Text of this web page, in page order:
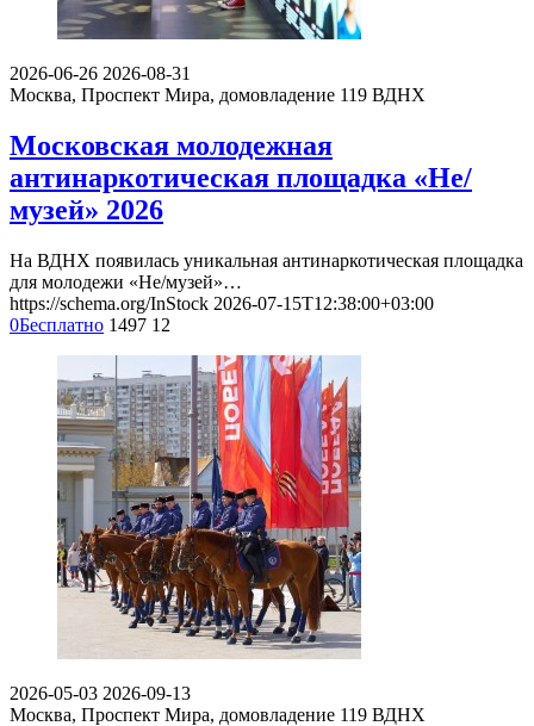
2026-06-26 2026-08-31
Москва, Проспект Мира, домовладение 119 ВДНХ
Московская молодежная
антинаркотическая площадка «Не/
музей» 2026
На ВДНХ появилась уникальная антинаркотическая площадка
для молодежи «Не/музей»…
https://schema.org/InStock 2026-07-15T12:38:00+03:00
0Бесплатно 1497 12
2026-05-03 2026-09-13
Москва, Проспект Мира, домовладение 119 ВДНХ